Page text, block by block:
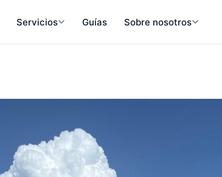
Servicios Guías Sobre nosotros